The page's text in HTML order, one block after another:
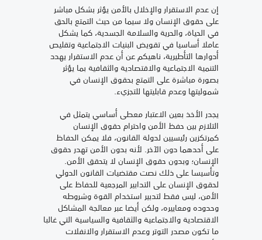
إن عدم الاستقرار والإخلال بالأمن يؤثر بشكل مباشر
على حقوق الإنسان ولا سيما من حيث التمتع بالحق
في الحياة، والحرية والسلامة الجسدية، كما يشكل
عاملا أساسيا في تقويض البنيات الاجتماعية وتقليص
أدوارها التأطيرية، ناهيكم عن أن عدم الاستقرار يهدد
التنمية الاجتماعية والاقتصادية والثقافية بما يؤثر
بصورة مباشرة على التمتع بحقوق الإنسان في
شموليتها وعدم قابليتها للتجزيء.
يجدر الأخذ بعين الاعتبار معطى أساسي يتمثل في
التلازم بين حفظ الأمن واحترام حقوق الإنسان
كمرتكزين رئيسيين لدولة القانون، فلا يمكن الحفاظ
على أحدهما دون الآخر. لأنه بدون الأمن تهدر حقوق
الإنسان؛ وبدون حقوق الإنسان لا يتحقق الأمن.
وتأسيسا على ذلك نصت مقتضيات القانون الدولي
لحقوق الإنسان على التدابير المرجعية للحفاظ على
الأمن، ليس فقط لتدبير استخدام القوة وشروطه
وحدوده ومعاييره، ولكن أيضا عبر معالجة المشاكل
الاقتصادية والاجتماعية والثقافية والسياسية التي غالبا
ما تكون مصدر التوتر وعدم الاستقرار والانفلات